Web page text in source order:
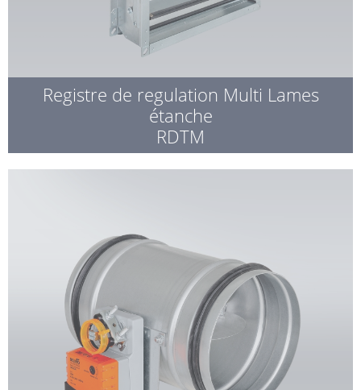
Registre de regulation Multi Lames
étanche
RDTM